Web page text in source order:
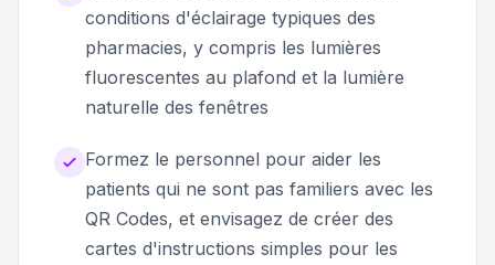
conditions d'éclairage typiques des
pharmacies, y compris les lumières
fluorescentes au plafond et la lumière
naturelle des fenêtres
Formez le personnel pour aider les
patients qui ne sont pas familiers avec les
QR Codes, et envisagez de créer des
cartes d'instructions simples pour les